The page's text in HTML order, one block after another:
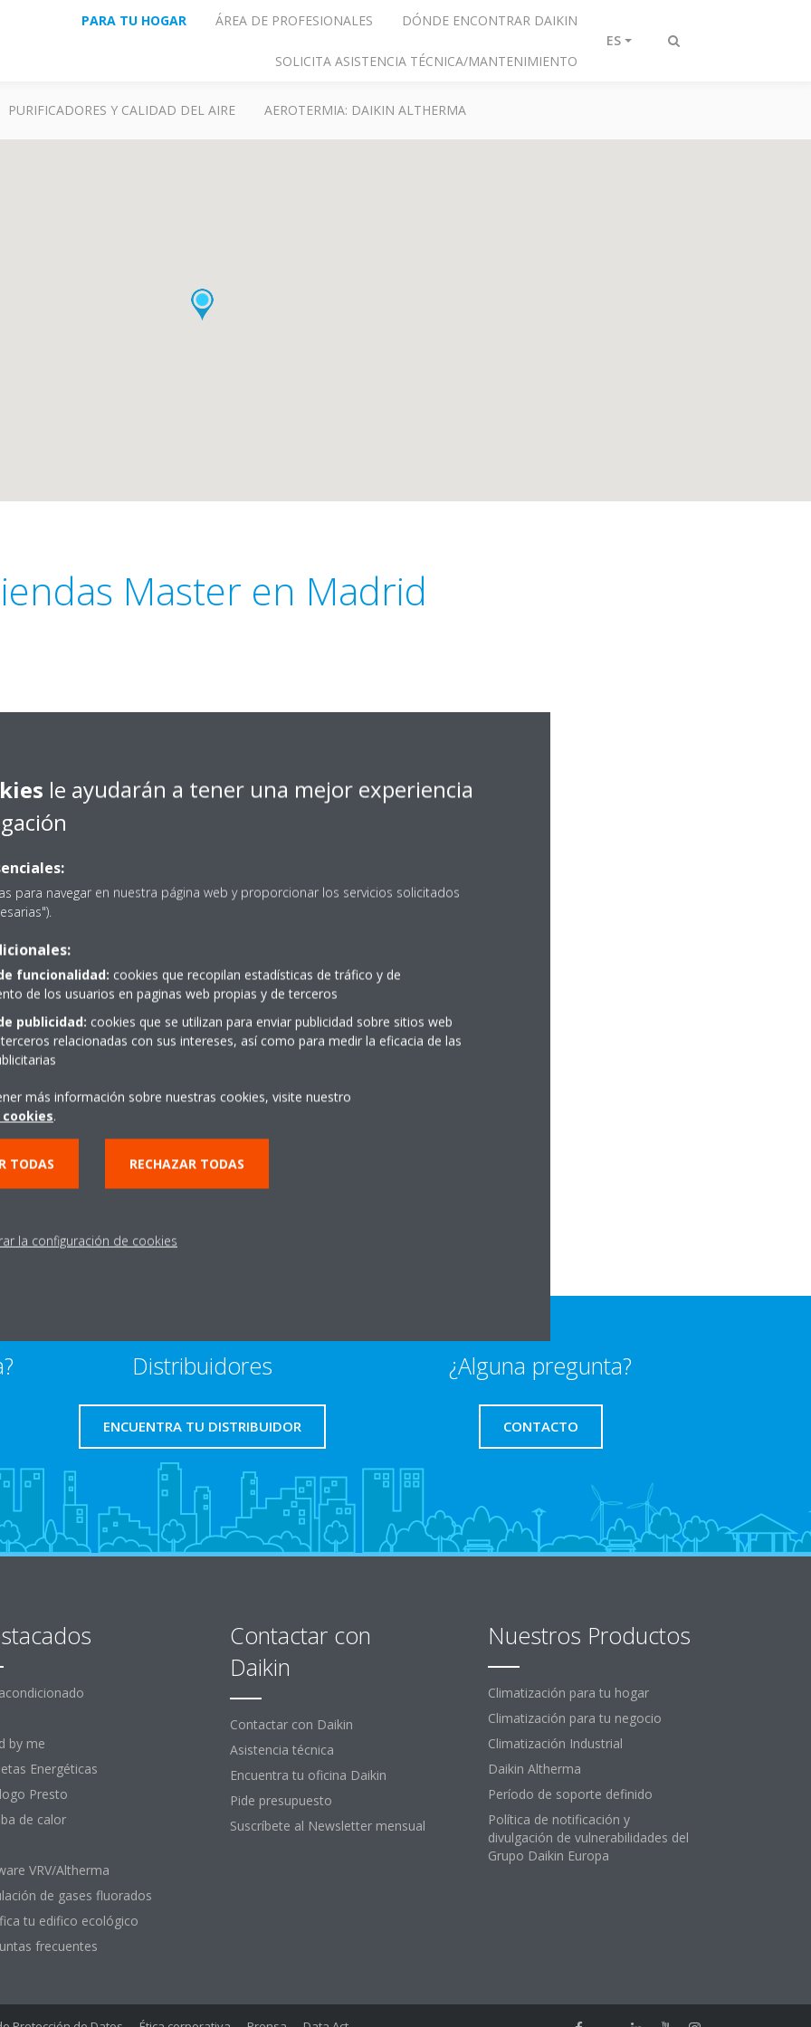
Alternar
PARA TU HOGAR ÁREA DE PROFESIONALES DÓNDE ENCONTRAR DAIKIN
SOLICITA ASISTENCIA TÉCNICA/MANTENIMIENTO
ES
PURIFICADORES Y CALIDAD DEL AIRE AEROTERMIA: DAIKIN ALTHERMA
Master en Madrid
PIDE PRESUPUESTO
Distribuidores
ENCUENTRA TU DISTRIBUIDOR
¿Alguna pregunta?
CONTACTO
by me
Energéticas
Presto
de calor
VRV/Altherma
de gases fluorados
tu edifico ecológico
frecuentes
Contactar con
Daikin
Contactar con Daikin
Asistencia técnica
Encuentra tu oficina Daikin
Pide presupuesto
Suscríbete al Newsletter mensual
Nuestros Productos
Climatización para tu hogar
Climatización para tu negocio
Climatización Industrial
Daikin Altherma
Período de soporte definido
Política de notificación y
divulgación de vulnerabilidades del
Grupo Daikin Europa
le ayudarán a tener una mejor experiencia
para navegar en nuestra página web y proporcionar los servicios solicitados
funcionalidad: cookies que recopilan estadísticas de tráfico y de
de los usuarios en paginas web propias y de terceros
publicidad: cookies que se utilizan para enviar publicidad sobre sitios web
relacionadas con sus intereses, así como para medir la eficacia de las
más información sobre nuestras cookies, visite nuestro
.
TODAS RECHAZAR TODAS
la configuración de cookies